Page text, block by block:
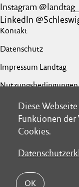
Diese
Funktionen
Cookies.
OK
Diese
Funktionen
Cookies.
OK
Instagram
LinkedIn
Kontakt
Datenschutz
Impressum Landtag
Barrierefreiheit
Netiquette